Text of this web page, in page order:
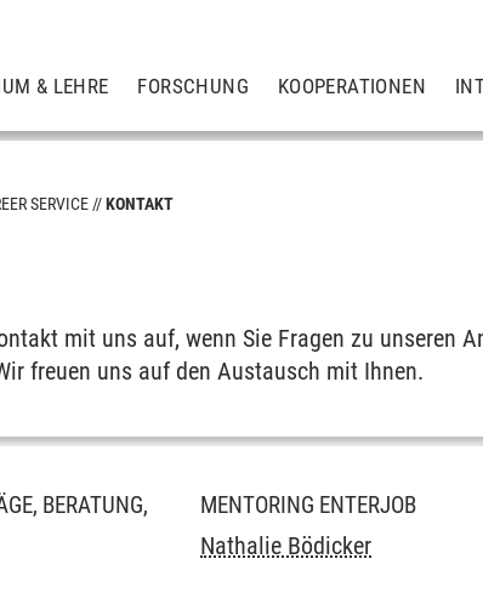
& LEHRE FORSCHUNG KOOPERATIONEN
SERVICE KONTAKT
mit uns auf, wenn Sie Fragen zu unseren
freuen uns auf den Austausch mit Ihnen.
BERATUNG,
MENTORING ENTERJOB
Nathalie Bödicker